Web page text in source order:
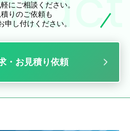
にご相談ください。
りのご依頼も
申し付けください。
・お見積り依頼